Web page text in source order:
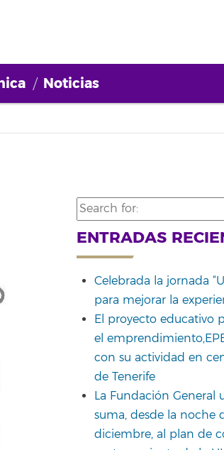
Noticias
Search
for:
ENTRADAS
Celebrada la jornada
para mejorar la
El proyecto educativo
el
con su actividad en
de Tenerife
La Fundación General
suma, desde la noche
diciembre, al plan de